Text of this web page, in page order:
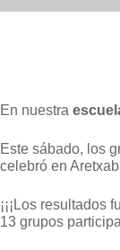
En nuestra
Este sábado, los
celebró en
¡¡¡Los resultados
13 grupos